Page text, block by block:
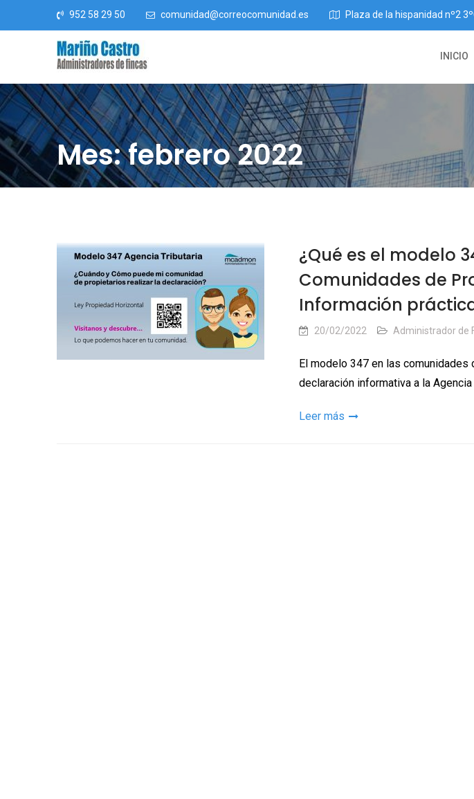
Saltar al contenido952 58 29 50 comunidad@correocomunidad.es Plaza de la hispanidad nº2
INICIO
Mes: febrero 2022
¿Qué es el modelo
Comunidades de
Información
20/02/2022 Administrador de
El modelo 347 en las comunidades
declaración informativa a la
Leer más